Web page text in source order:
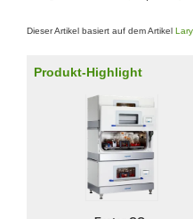
Dieser Artikel basiert auf dem Artikel
Produkt-Highlight